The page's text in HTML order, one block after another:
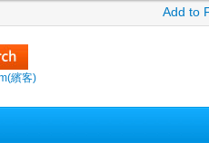
Add to
繽客)